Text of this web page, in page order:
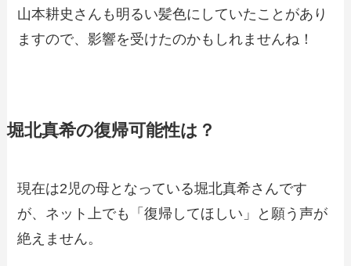
山本耕史さんも明るい髪色にしていたことがあり
ますので、影響を受けたのかもしれませんね！
堀北真希の復帰可能性は？
現在は2児の母となっている堀北真希さんです
が、ネット上でも「復帰してほしい」と願う声が
絶えません。